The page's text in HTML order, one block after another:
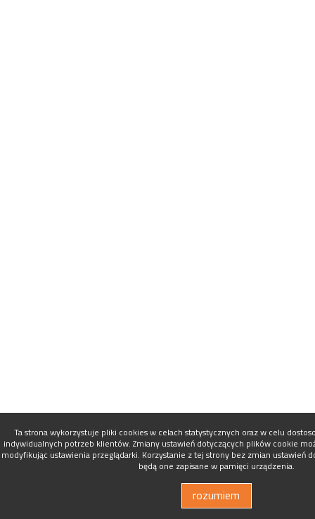
Ta strona wykorzystuje pliki cookies w celach statystycznych oraz w celu
indywidualnych potrzeb klientów. Zmiany ustawień dotyczących plików cookie
modyfikując ustawienia przeglądarki. Korzystanie z tej strony bez zmian ustawień
będą one zapisane w pamięci urządzenia.
rozumiem